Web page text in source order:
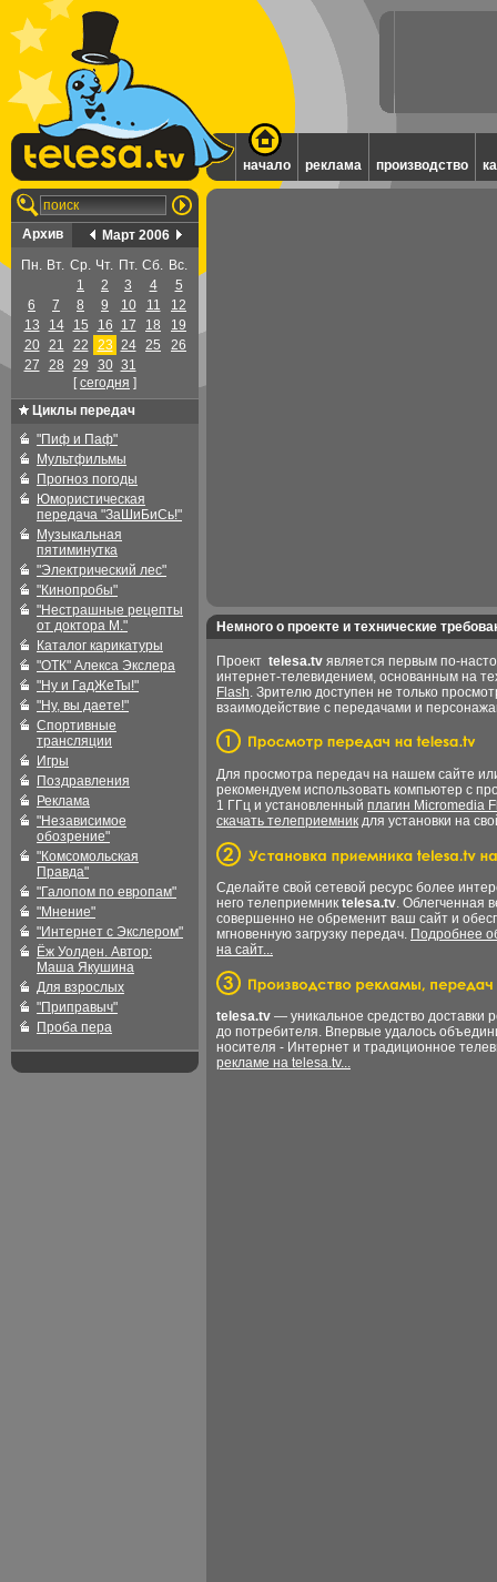
начало реклама производство
Архив
Март 2006
Пн. Вт. Ср. Чт. Пт. Сб. Вс.
1
2 3 4
5
6
7 8 9 10 11
12
13
14 15 16 17 18
19
20
21 22 23 24 25
26
27
28 29 30 31
[cегодня ]
Циклы передач
"Пиф и Паф"
Мультфильмы
Прогноз погоды
Юмористическая
передача "ЗаШиБиСь!"
Музыкальная
пятиминутка
"Электрический лес"
"Кинопробы"
"Нестрашные рецепты
от доктора М."
Каталог карикатуры
"ОТК" Алекса Экслера
"Ну и ГадЖеТы!"
"Ну, вы даете!"
Спортивные
трансляции
Игры
Поздравления
Реклама
"Независимое
обозрение"
"Комсомольская
Правда"
"Галопом по европам"
"Мнение"
"Интернет с Экслером"
Ёж Уолден. Автор:
Маша Якушина
Для взрослых
"Приправыч"
Проба пера
Немного о проекте и технические
Проект telesa.tv является первым по-
интернет-телевидением, основанным на
Flash. Зрителю доступен не только
взаимодействие с передачами и
Для просмотра передач на нашем сайте
рекомендуем использовать компьютер с
1 ГГц и установленный плагин Micromedia
скачать телеприемник для установки на
Сделайте свой сетевой ресурс более
него телеприемник telesa.tv. Облегченная
совершенно не обременит ваш сайт и
мгновенную загрузку передач. Подробнее
на сайт...
telesa.tv — уникальное средство доставки
до потребителя. Впервые удалось
носителя - Интернет и традиционное
рекламе на telesa.tv...